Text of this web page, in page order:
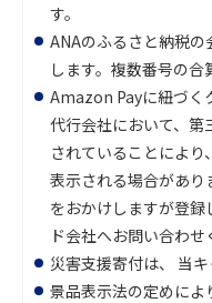
す。
ANAのふるさと納税
します。複数番号の合
Amazon Payに紐づく
代行会社において、
されていることによ
表示される場合があり
をおかけしますが登
ド会社へお問い合わせ
災害支援寄付は、 当
景品表示法の定めによ